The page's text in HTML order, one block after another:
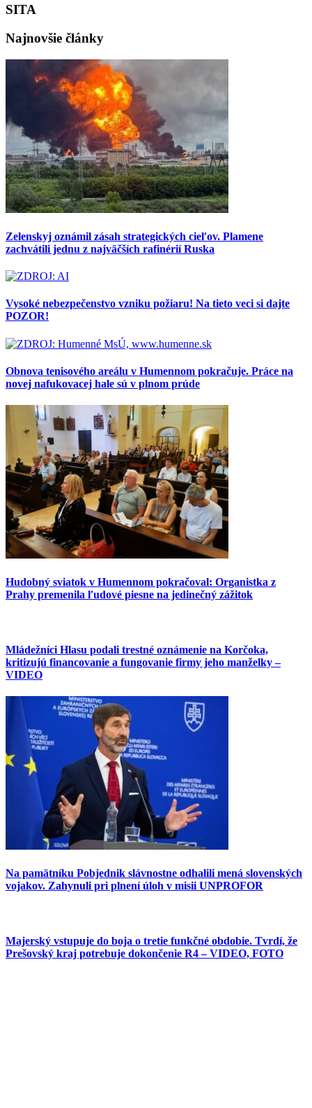
SITA
Najnovšie články
Zelenskyj oznámil zásah strategických cieľov. Plamene
zachvátili jednu z najväčších rafinérií Ruska
Vysoké nebezpečenstvo vzniku požiaru! Na tieto veci si dajte
POZOR!
Obnova tenisového areálu v Humennom pokračuje. Práce na
novej nafukovacej hale sú v plnom prúde
Hudobný sviatok v Humennom pokračoval: Organistka z
Prahy premenila ľudové piesne na jedinečný zážitok
Mládežníci Hlasu podali trestné oznámenie na Korčoka,
kritizujú financovanie a fungovanie firmy jeho manželky –
VIDEO
Na pamätníku Pobjednik slávnostne odhalili mená slovenských
vojakov. Zahynuli pri plnení úloh v misii UNPROFOR
Majerský vstupuje do boja o tretie funkčné obdobie. Tvrdí, že
Prešovský kraj potrebuje dokončenie R4 – VIDEO, FOTO